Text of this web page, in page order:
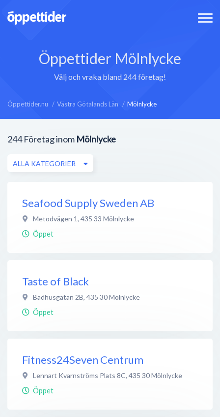
Öppettider Mölnlycke
Välj och vraka bland 244 företag!
Öppettider.nu Västra Götalands Län Mölnlycke
244 Företag inom Mölnlycke
ALLA KATEGORIER
Seafood Supply Sweden AB
Metodvägen 1, 435 33 Mölnlycke
Öppet
Taste of Black
Badhusgatan 2B, 435 30Mölnlycke
Öppet
Fitness24Seven Centrum
Lennart Kvarnströms Plats 8C, 435 30Mölnlycke
Öppet